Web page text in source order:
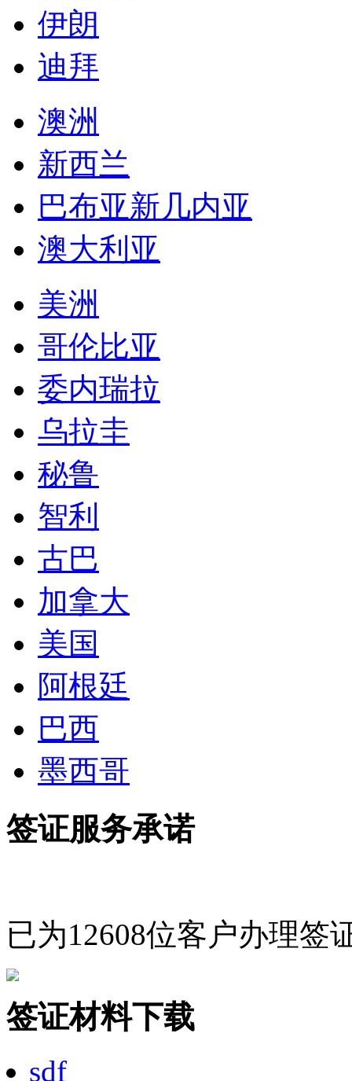
巴布亚新几内亚
澳大利亚
美洲
哥伦比亚
委内瑞拉
乌拉圭
秘鲁
智利
古巴
加拿大
美国
阿根廷
巴西
墨西哥
签证服务承诺
已为12608位客户办理签
签证材料下载
dfg
fghf